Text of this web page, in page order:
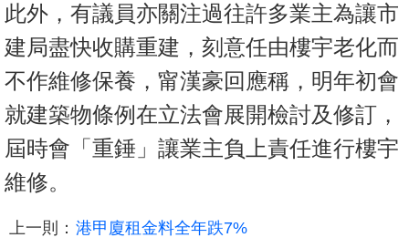
此外，有議員亦關注過往許多業主為讓市
建局盡快收購重建，刻意任由樓宇老化而
不作維修保養，甯漢豪回應稱，明年初會
就建築物條例在立法會展開檢討及修訂，
屆時會「重錘」讓業主負上責任進行樓宇
維修。
上一則： 港甲廈租金料全年跌7%